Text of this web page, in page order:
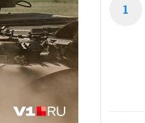
1